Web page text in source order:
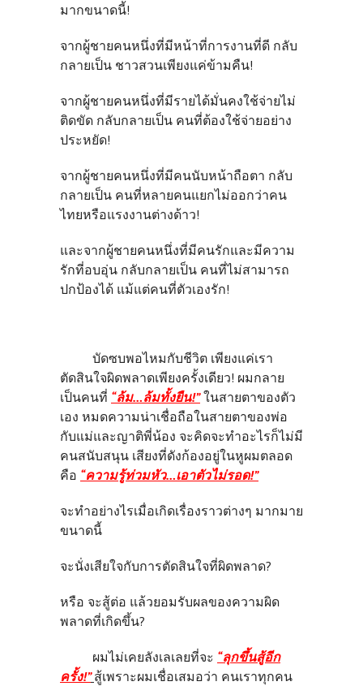
มากขนาดนี้!
จากผู้ชายคนหนึ่งที่มีหน้าที่การงานที่ดี กลับ
กลายเป็น ชาวสวนเพียงแค่ข้ามคืน!
จากผู้ชายคนหนึ่งที่มีรายได้มั่นคงใช้จ่ายไม่
ติดขัด กลับกลายเป็น คนที่ต้องใช้จ่ายอย่าง
ประหยัด!
จากผู้ชายคนหนึ่งที่มีคนนับหน้าถือตา กลับ
กลายเป็น คนที่หลายคนแยกไม่ออกว่าคน
ไทยหรือแรงงานต่างด้าว!
และจากผู้ชายคนหนึ่งที่มีคนรักและมีความ
รักที่อบอุ่น กลับกลายเป็น คนที่ไม่สามารถ
ปกป้องได้ แม้แต่คนที่ตัวเองรัก!
บัดซบพอไหมกับชีวิต เพียงแค่เรา
ตัดสินใจผิดพลาดเพียงครั้งเดียว! ผมกลาย
เป็นคนที่ “ล้ม…ล้มทั้งยืน!”ในสายตาของตัว
เอง หมดความน่าเชื่อถือในสายตาของพ่อ
กับแม่และญาติพี่น้อง จะคิดจะทำอะไรก็ไม่มี
คนสนับสนุน เสียงที่ดังก้องอยู่ในหูผมตลอด
คือ “ความรู้ท่วมหัว…เอาตัวไม่รอด!”
จะทำอย่างไรเมื่อเกิดเรื่องราวต่างๆ มากมาย
ขนาดนี้
จะนั่งเสียใจกับการตัดสินใจที่ผิดพลาด?
หรือ จะสู้ต่อ แล้วยอมรับผลของความผิด
พลาดที่เกิดขึ้น?
ผมไม่เคยลังเลเลยที่จะ “ลุกขึ้นสู้อีก
ครั้ง!” สู้เพราะผมเชื่อเสมอว่า คนเราทุกคน